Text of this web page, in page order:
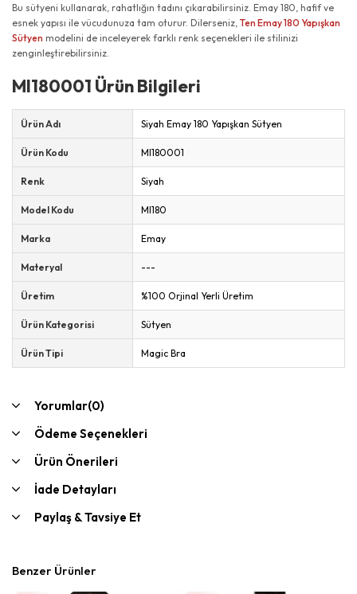
Bu sütyeni kullanarak, rahatlığın tadını çıkarabilirsiniz. Emay 180, hafif ve
esnek yapısı ile vücudunuza tam oturur. Dilerseniz, Ten Emay 180 Yapışkan
Sütyen modelini de inceleyerek farklı renk seçenekleri ile stilinizi
zenginleştirebilirsiniz.
MI180001 Ürün Bilgileri
Ürün Adı Siyah Emay 180 Yapışkan Sütyen
Ürün Kodu MI180001
Renk Siyah
Model Kodu MI180
Marka Emay
Materyal ---
Üretim %100 Orjinal Yerli Üretim
Ürün Kategorisi Sütyen
Ürün Tipi Magic Bra
Yorumlar(0)
Ödeme Seçenekleri
Ürün Önerileri
İade Detayları
Paylaş & Tavsiye Et
Benzer Ürünler